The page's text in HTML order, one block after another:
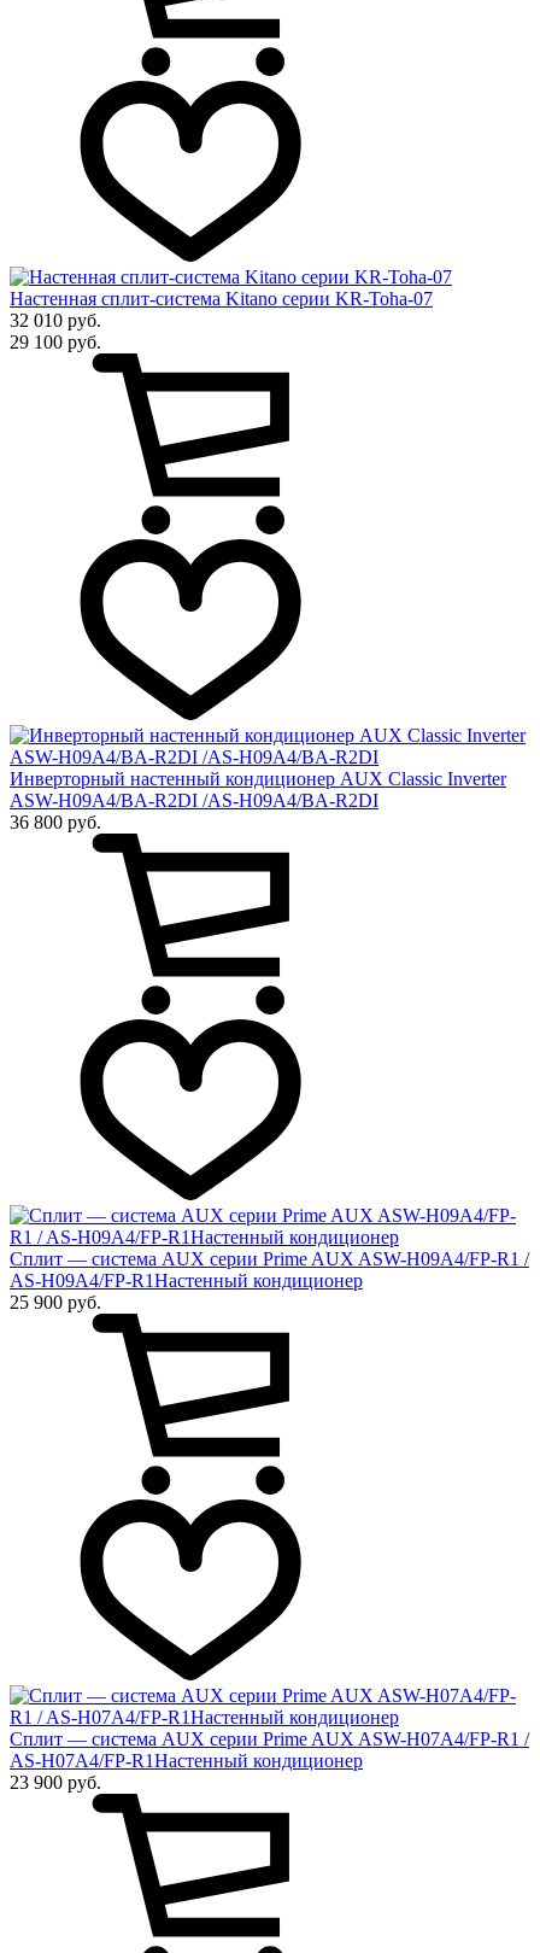
Настенная сплит-система Kitano серии KR-Toha-07
32 010 руб.
29 100 руб.
Инверторный настенный кондиционер AUX Сlassic Inverter
ASW-H09A4/BA-R2DI /AS-H09A4/BA-R2DI
36 800 руб.
Сплит — система AUX серии Prime AUX ASW-H09A4/FP-R1 /
AS-H09A4/FP-R1Настенный кондиционер
25 900 руб.
Сплит — система AUX серии Prime AUX ASW-H07A4/FP-R1 /
AS-H07A4/FP-R1Настенный кондиционер
23 900 руб.